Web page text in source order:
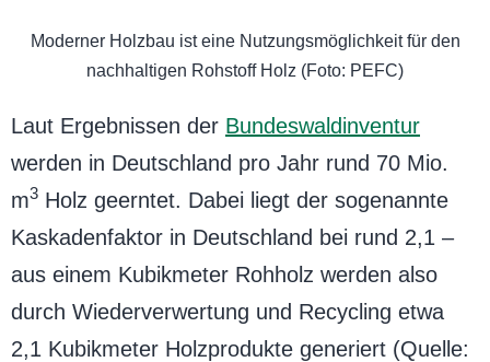
Moderner Holzbau ist eine Nutzungsmöglichkeit für den
nachhaltigen Rohstoff Holz (Foto: PEFC)
Laut Ergebnissen der Bundeswaldinventur
werden in Deutschland pro Jahr rund 70 Mio.
m3 Holz geerntet. Dabei liegt der sogenannte
Kaskadenfaktor in Deutschland bei rund 2,1 –
aus einem Kubikmeter Rohholz werden also
durch Wiederverwertung und Recycling etwa
2,1 Kubikmeter Holzprodukte generiert (Quelle: